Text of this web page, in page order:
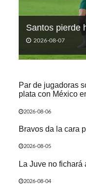
Santos pierde
2026-08-07
Par de jugadoras
plata con México
2026-08-06
Bravos da la cara
2026-08-05
La Juve no fichará
2026-08-04